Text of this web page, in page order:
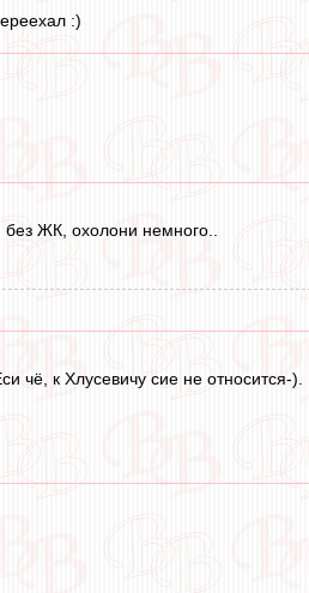
:)
ЖК, охолони немного..
чё, к Хлусевичу сие не относится-).